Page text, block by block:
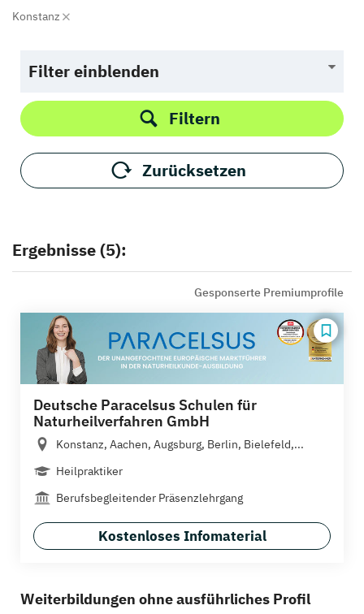
Konstanz
Filter einblenden
Filtern
Zurücksetzen
Ergebnisse (5):
Gesponserte Premiumprofile
Deutsche Paracelsus Schulen für
Naturheilverfahren GmbH
Konstanz, Aachen, Augsburg, Berlin, Bielefeld,...
Heilpraktiker
Berufsbegleitender Präsenzlehrgang
Kostenloses Infomaterial
Weiterbildungen ohne ausführliches Profil